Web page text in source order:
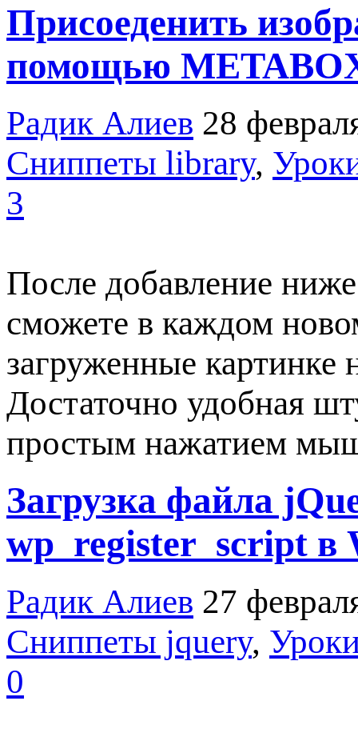
Присоеденить
помощью
Радик Алиев 28
Сниппеты library,
3
После добавление
сможете в каждом
загруженные картинке
Достаточно удобная
простым нажатием
Загрузка файла
wp_register_script в
Радик Алиев 27
Сниппеты jquery,
0